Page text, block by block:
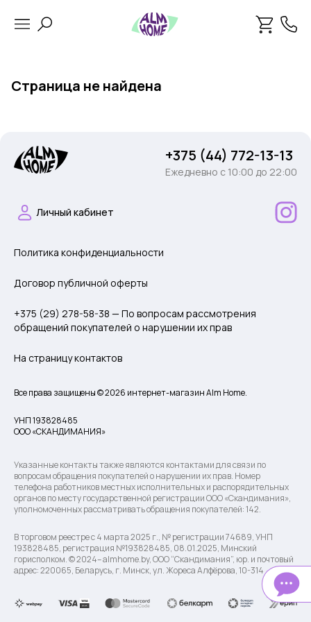
Страница не найдена
+375 (44) 772-13-13
Ежедневно c 10:00 до 22:00
Личный кабинет
Политика конфиденциальности
Договор публичной оферты
+375 (29) 278-58-38 — По вопросам рассмотрения
обращений покупателей о нарушении их прав
На страницу контактов
Все права защищены © 2026 интернет-магазин Alm Home.
УНП 193828485
ООО «СКАНДИМАНИЯ»
Указанные контакты также являются контактами для связи по
вопросам обращения покупателей о нарушении их прав. Номер
телефона работников местных исполнительных и распорядительных
органов по месту государственной регистрации ООО «Скандимания»,
уполномоченных рассматривать обращения покупателей: 142.
В торговом реестре с 4 марта 2025 г., № регистрации 74689, УНП
193828485, регистрация №193828485, 08.01.2025, Минский
горисполком. © 2024– almhome.by, ООО “Скандимания”, юр. и почтовый
адрес: 220065, Беларусь, г. Минск, ул. Жореса Алфёрова, 10-314